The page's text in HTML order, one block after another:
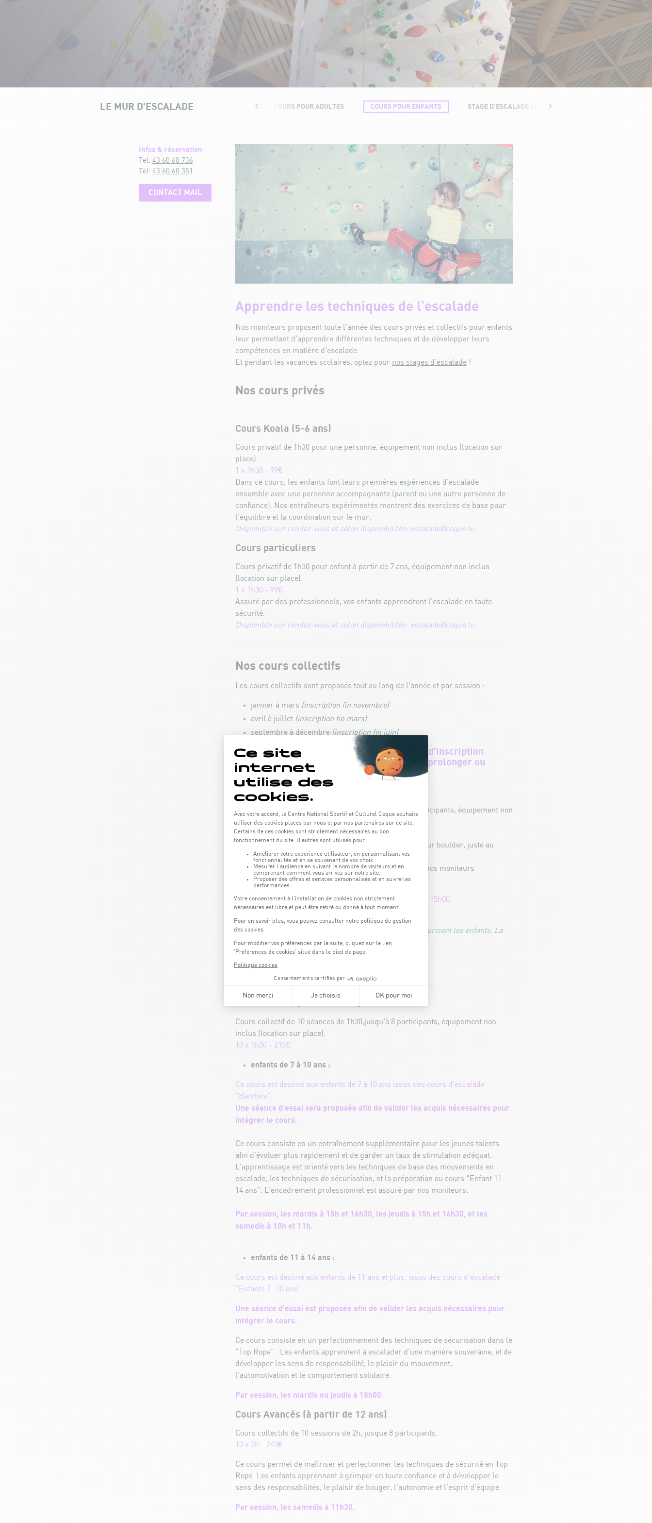
LE MUR D'ESCALADE
NOS INFRASTRUCTURES HORAIRES & TARIFS COURS POUR ADULTES COURS POUR ENFANTS STAGE D'ESCALADE LOISIR
Apprendre les techniques de l'escalade
Nos moniteurs proposent toute l'année des cours privés et collectifs pour enfants
leur permettant d'apprendre différentes techniques et de développer leurs
compétences en matière d'escalade.
Et pendant les vacances scolaires, optez pour nos stages d'escalade!
Nos cours privés
Cours Koala (5-6 ans)
Cours privatif de 1h30 pour une personne, équipement non inclus (location sur
place).
1 x 1h30 - 99€
Dans ce cours, les enfants font leurs premières expériences d’escalade
ensemble avec une personne accompagnante (parent ou une autre personne de
confiance). Nos entraîneurs expérimentés montrent des exercices de base pour
l’équilibre et la coordination sur le mur.
Disponible sur rendez-vous et selon disponibilités: escalade@coque.lu
Cours particuliers
Cours privatif de 1h30 pour enfant à partir de 7 ans, équipement non inclus
(location sur place).
1 x 1h30 - 99€
Assuré par des professionnels, vos enfants apprendront l’escalade en toute
sécurité.
Disponible sur rendez-vous et selon disponibilités: escalade@coque.lu
Nos cours collectifs
Les cours collectifs sont proposés tout au long de l'année et par session :
janvier à mars (inscription fin novembre)
avril à juillet (inscription fin mars)
septembre à décembre(inscription fin juin)
Chaque session est précédée d'une période d'inscription
prioritaire pour les participants souhaitant prolonger ou
poursuivre l'apprentissage.
Cours Bambini (5-7 ans)
Cours collectif de 10 séances d'une heure, jusqu'à 8 participants, équipement non
inclus (location sur place).
10 x 1h - 190€
Nous pratiquons les mouvements élémentaires sur le mur boulder, juste au
dessus du matelas.
La pratique de l'escalade sur le mur est supervisée par nos moniteurs
professionnels.
Par session, les samedis à 09h00 et 10h00, et les jeudis à 15h00.
Il est impératif que les parents ou accompagnateurs sécurisent les enfants. La
location du matériel pour les adultes est gratuite.
INSCRIPTION EN LIGNE
Cours Enfant (de 7 à 14 ans)
Cours collectif de 10 séances de 1h30,jusqu'à 8 participants, équipement non
inclus (location sur place).
10 x 1h30 - 215€
enfants de 7 à 10 ans :
Ce cours est destiné aux enfants de 7 à 10 ans issus des cours d’escalade
"Bambini".
Une séance d'essai sera proposée afin de valider les acquis nécessaires pour
intégrer le cours.
Ce cours consiste en un entraînement supplémentaire pour les jeunes talents
afin d’évoluer plus rapidement et de garder un taux de stimulation adéquat.
L'apprentissage est orienté vers les techniques de base des mouvements en
escalade, les techniques de sécurisation, et la préparation au cours "Enfant 11 -
14 ans". L'encadrement professionnel est assuré par nos moniteurs.
Par session, les mardis à 15h et 16h30, les jeudis à 15h et 16h30, et les
samedis à 10h et 11h.
enfants de 11 à 14 ans :
Ce cours est destiné aux enfants de 11 ans et plus, issus des cours d’escalade
"Enfants 7 -10 ans".
Une séance d'essai est proposée afin de valider les acquis nécessaires pour
intégrer le cours.
Ce cours consiste en un perfectionnement des techniques de sécurisation dans le
"Top Rope". Les enfants apprennent à escalader d'une manière souveraine, et de
développer les sens de responsabilité, le plaisir du mouvement,
l'automotivation et le comportement solidaire.
Par session, les mardis ou jeudis à 18h00.
Cours Avancés (à partir de 12 ans)
Cours collectifs de 10 sessions de 2h, jusque 8 participants.
10 x 2h - 240€
Ce cours permet de maîtriser et perfectionner les techniques de sécurité en Top
Rope. Les enfants apprennent à grimper en toute confiance et à développer le
sens des responsabilités, le plaisir de bouger, l’autonomie et l’esprit d’équipe.
Par session, les samedis à 11h30.
Infos & réservation
Tel: 43 60 60 736
Tel: 43 60 60 351
CONTACT MAIL